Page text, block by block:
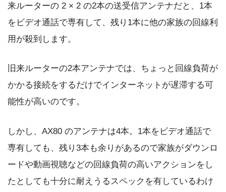
来ルーターの 2 × 2 の2本の送受信アンテナだと、1本
をビデオ通話で専有して、残り1本に他の家族の回線利
用が殺到します。
旧来ルーターの2本アンテナでは、ちょっと回線負荷が
かかる接続をするだけでインターネットが遅滞する可
能性が高いのです。
しかし、AX80 のアンテナは4本。1本をビデオ通話で
専有しても、残り3本も余りがあるので家族がダウンロ
ードや動画視聴などの回線負荷の高いアクションをし
たとしても十分に耐えうるスペックを有しているわけ